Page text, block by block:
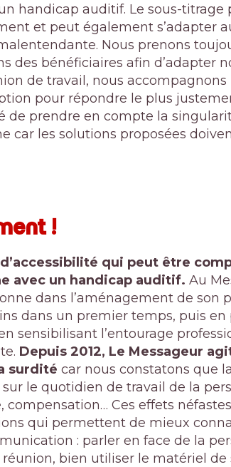
handicap auditif. Le sous-titrage
et peut également s’adapter
Nous prenons
des bénéficiaires afin d’adapter
de travail, nous accompagnons
pour répondre le plus
de prendre en compte la
car les solutions proposées
!
qui peut être
avec un handicap auditif. Au
dans l’aménagement de son
dans un premier temps, puis en
sensibilisant l’entourage
Depuis 2012, Le Messageur
surdité car nous constatons que
le quotidien de travail de la
compensation… Ces effets
qui permettent de mieux
: parler en face de la
bien utiliser le matériel